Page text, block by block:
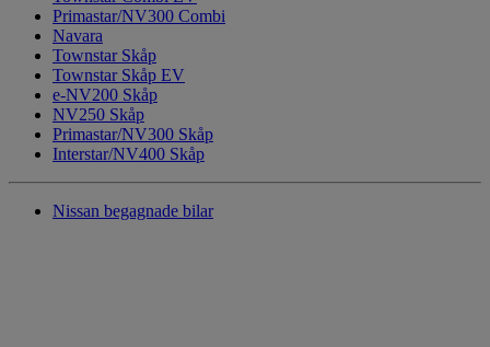
Primastar/NV300 Combi
Navara
Townstar Skåp
Townstar Skåp EV
e-NV200 Skåp
NV250 Skåp
Primastar/NV300 Skåp
Interstar/NV400 Skåp
Nissan begagnade bilar